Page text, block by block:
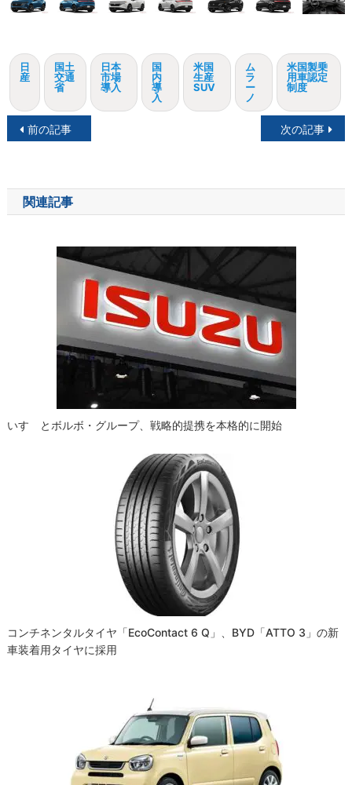
日
産
国土
交通
省
日本
市場
導入
国
内
導
入
米国
生産
SUV
ム
ラ
ー
ノ
米国製乗
用車認定
制度
投
ナ
ビ
前の記事 次の記事
関連記事
いすゞとボルボ・グループ、戦略的提携を本格的に開始
コンチネンタルタイヤ「EcoContact 6 Q」、BYD「ATTO 3」の新
車装着用タイヤに採用